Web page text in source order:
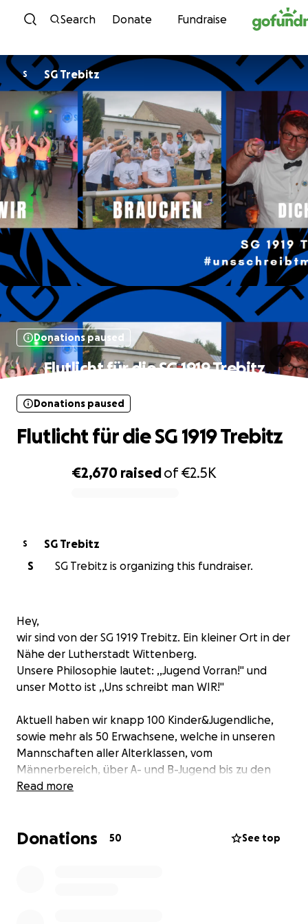
Skip to content
Search Donate Fundraise
S SG Trebitz
Donations paused
Flutlicht für die SG 1919 Trebitz
€2,670 raisedof€2.5K
Donations paused
Flutlicht für die SG 1919 Trebitz
S
SG Trebitz
S
SG Trebitz is organizing this fundraiser.
Hey,
wir sind von der SG 1919 Trebitz. Ein kleiner Ort in der
Nähe der Lutherstadt Wittenberg.
Unsere Philosophie lautet: ,,Jugend Vorran!" und
unser Motto ist ,,Uns schreibt man WIR!"
Aktuell haben wir knapp 100 Kinder&Jugendliche,
sowie mehr als 50 Erwachsene, welche in unseren
Mannschaften aller Alterklassen, vom
Männerbereich, über A- und B-Jugend bis zu den
Bambinis. Durch unsere ländliche Lage sind die
ermöglicht in den Abendstunden das Training und
Read more
Donations 50 See top